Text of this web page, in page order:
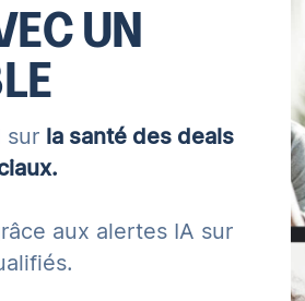
UN
sur la santé des deals
aux alertes IA sur